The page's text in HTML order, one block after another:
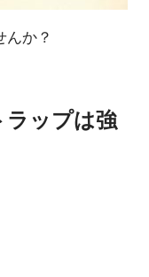
んか？
ラップは強